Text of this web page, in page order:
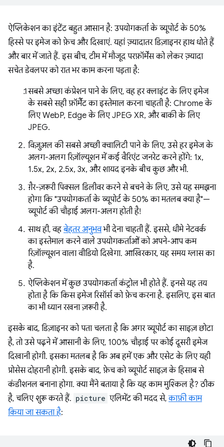
ऐप्लिकेशन का इंटेंट बहुत आसान है: उपयोगकर्ता के व्यूपोर्ट के 50%
हिस्से पर इमेज को फ़ेच और दिखाएं. यहां ज़्यादातर डिज़ाइनर हाथ धोते हैं
और बार में जाते हैं. इस बीच, टीम में मौजूद परफ़ॉर्मेंस को लेकर ज़्यादा
सचेत डेवलपर को रात भर काम करना पड़ता है:
सबसे अच्छा कंप्रेशन पाने के लिए, वह हर क्लाइंट के लिए इमेज
के सबसे सही फ़ॉर्मैट का इस्तेमाल करना चाहती है: Chrome के
लिए WebP, Edge के लिए JPEG XR, और बाकी के लिए
JPEG.
विज़ुअल की सबसे अच्छी क्वालिटी पाने के लिए, उसे हर इमेज के
अलग-अलग रिज़ॉल्यूशन में कई वैरिएंट जनरेट करने होंगे: 1x,
1.5x, 2x, 2.5x, 3x, और शायद इनके बीच कुछ और भी.
ग़ैर-ज़रूरी पिक्सल डिलीवर करने से बचने के लिए, उसे यह समझना
होगा कि "उपयोगकर्ता के व्यूपोर्ट के 50% का मतलब क्या है"—
व्यूपोर्ट की चौड़ाई अलग-अलग होती है!
साथ ही, वहबेहतर अनुभवभी देना चाहती हैं. इससे, धीमे नेटवर्क
का इस्तेमाल करने वाले उपयोगकर्ताओं को अपने-आप कम
रिज़ॉल्यूशन वाला वीडियो दिखेगा. आखिरकार, यह समय ग्लास का
है.
ऐप्लिकेशन में कुछ उपयोगकर्ता कंट्रोल भी होते हैं. इनसे यह तय
होता है कि किस इमेज रिसॉर्स को फ़ेच करना है. इसलिए, इस बात
का भी ध्यान रखना ज़रूरी है.
इसके बाद, डिज़ाइनर को पता चलता है कि अगर व्यूपोर्ट का साइज़ छोटा
है, तो उसे पढ़ने में आसानी के लिए, 100% चौड़ाई पर कोई दूसरी इमेज
दिखानी होगी. इसका मतलब है कि अब हमें एक और एसेट के लिए यही
प्रोसेस दोहरानी होगी. इसके बाद, फ़ेच को व्यूपोर्ट साइज़ के हिसाब से
कंडीशनल बनाना होगा. क्या मैंने बताया है कि यह काम मुश्किल है? ठीक
है, चलिए शुरू करते हैं. picture एलिमेंट की मदद से,काफ़ी काम
किया जा सकता है: